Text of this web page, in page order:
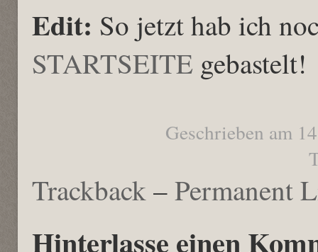
Edit: So jetzt hab ich
STARTSEITE gebastelt!
Geschrieben am
Trackback–Permanent
Hinterlasse einen